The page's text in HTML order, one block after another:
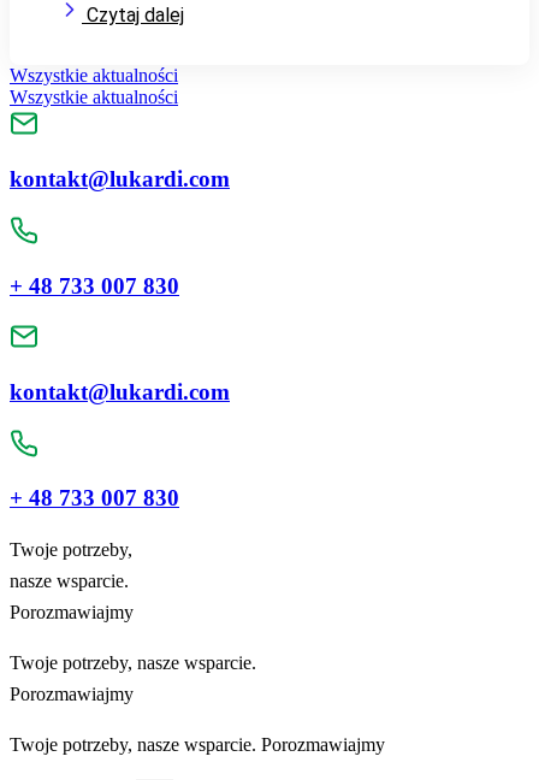
Czytaj dalej
Wszystkie aktualności
Wszystkie aktualności
kontakt@lukardi.com
+ 48 733 007 830
kontakt@lukardi.com
+ 48 733 007 830
Twoje potrzeby,
nasze wsparcie.
Porozmawiajmy
Twoje potrzeby, nasze wsparcie.
Porozmawiajmy
Twoje potrzeby, nasze wsparcie. Porozmawiajmy